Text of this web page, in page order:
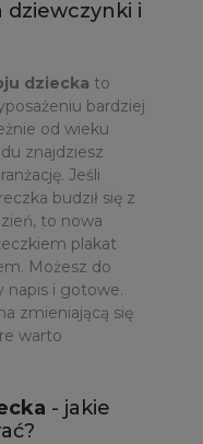
dziewczynki i
dziecka to
bardziej
od wieku
znajdziesz
Jeśli
budził się z
to nowa
plakat
Możesz do
napis i gotowe.
zmieniającą się
warto
- jakie